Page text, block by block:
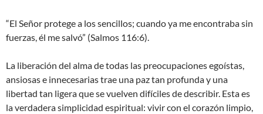
“El Señor protege a los sencillos; cuando ya me encontraba sin
fuerzas, él me salvó” (Salmos 116:6).
La liberación del alma de todas las preocupaciones egoístas,
ansiosas e innecesarias trae una paz tan profunda y una
libertad tan ligera que se vuelven difíciles de describir. Esta es
la verdadera simplicidad espiritual: vivir con el corazón limpio,